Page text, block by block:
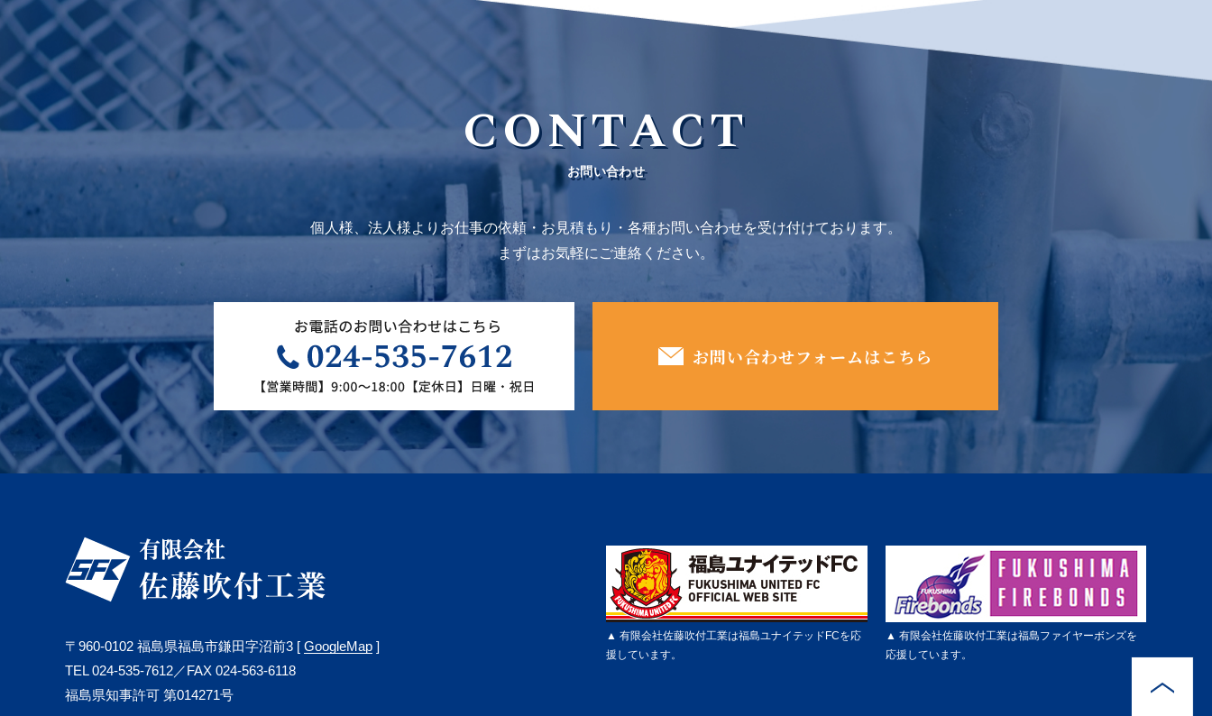
CONTACT
お問い合わせ
個人様、法人様よりお仕事の依頼・お見積もり・各種お問い合わせを受け付けております。
まずはお気軽にご連絡ください。
お問い合わせフォームはこちら
〒960-0102 福島県福島市鎌田字沼前3 [ GoogleMap ]
TEL 024-535-7612／FAX 024-563-6118
福島県知事許可 第014271号
▲ 有限会社佐藤吹付工業は福島ユナイテッドFCを応
援しています。
▲ 有限会社佐藤吹付工業は福島ファイヤーボンズを
応援しています。